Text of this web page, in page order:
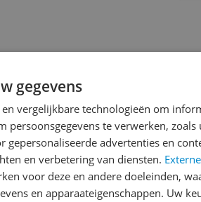
gegevens
vergelijkbare technologieën om
persoonsgegevens te verwerken, zoals
gepersonaliseerde advertenties en
en verbetering van diensten.
voor deze en andere doeleinden,
en apparaateigenschappen. Uw